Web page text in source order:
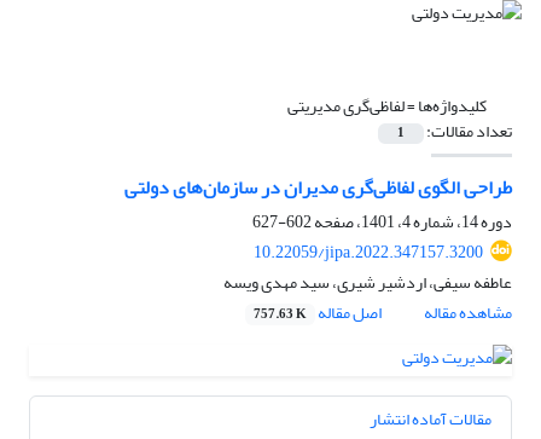
کلیدواژه‌ها =لفاظی‌گری مدیریتی
تعداد مقالات: 1
طراحی الگوی لفاظی‌گری مدیران در سازمان‌های دولتی
دوره 14، شماره 4، 1401، صفحه
602-627
10.22059/jipa.2022.347157.3200
عاطفه سیفی، اردشیر شیری، سید مهدی ویسه
مشاهده مقاله
اصل مقاله 757.63 K
مقالات آماده انتشار